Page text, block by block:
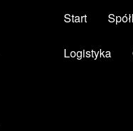
Start
Logistyka